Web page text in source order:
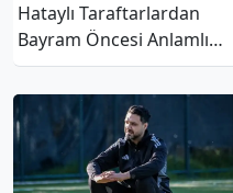
Hataylı Taraftarlardan
Bayram Öncesi Anlamlı
Destek: 120 Çocuğa
Bayramlık